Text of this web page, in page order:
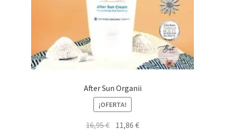
After Sun Organii
¡OFERTA!
16,95€ El11,86€El